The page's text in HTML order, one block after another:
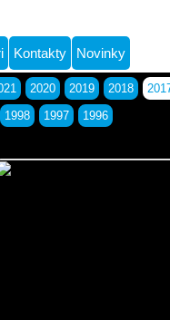
Kontakty Novinky
2020 2019 2018
1998 1997 1996